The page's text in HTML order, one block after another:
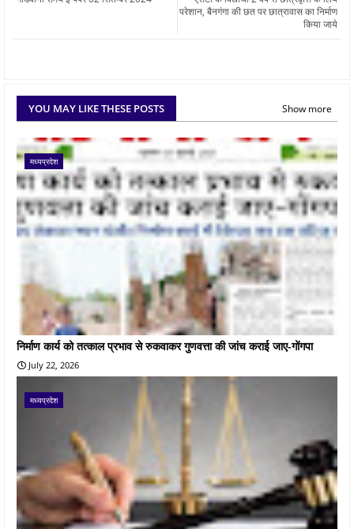
परेशान, बैनगंगा की छत पर छात्रावास का निर्माण
किया जाये
YOU MAY LIKE THESE POSTS Show more
मध्यप्रदेश
निर्माण कार्य को तत्काल प्रभाव से रुकवाकर गुणवत्ता की जांच कराई जाए-गोंगपा
July 22, 2026
मध्यप्रदेश